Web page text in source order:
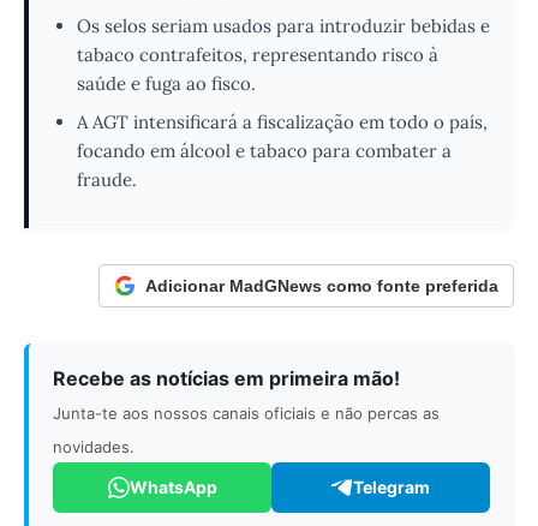
Os selos seriam usados para introduzir bebidas e
tabaco contrafeitos, representando risco à
saúde e fuga ao fisco.
A AGT intensificará a fiscalização em todo o país,
focando em álcool e tabaco para combater a
fraude.
Adicionar MadGNews como fonte preferida
Recebe as notícias em primeira mão!
Junta-te aos nossos canais oficiais e não percas as
novidades.
WhatsApp Telegram